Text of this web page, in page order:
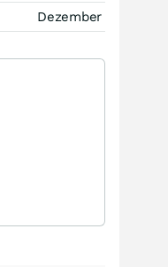
Dezember